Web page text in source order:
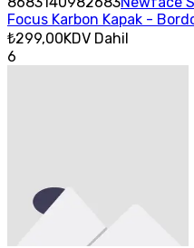
Focus Karbon Kapak -
₺299,00KDV Dahil
6